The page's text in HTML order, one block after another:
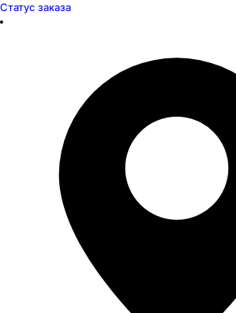
Статус заказа